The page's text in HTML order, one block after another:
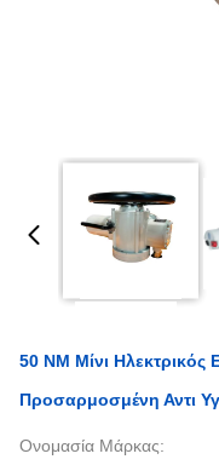
50 NM Μίνι
Προσαρμοσμένη Αντι
Ονομασία Μάρκας: